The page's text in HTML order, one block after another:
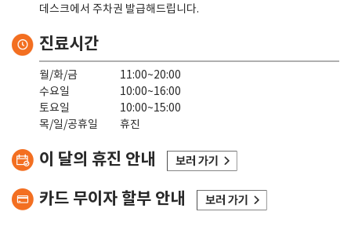
데스크에서 주차권 발급해드립니다.
진료시간
월/화/금
11:00~20:00
수요일
10:00~16:00
토요일
10:00~15:00
목/일/공휴일
휴진
이 달의 휴진 안내
카드 무이자 할부 안내